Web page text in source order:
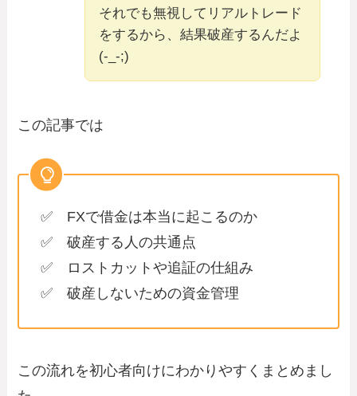
それでも無視してリアルトレード
をするから、結果破産するんだよ
(-_-;)
この記事では
✅ FXで借金は本当に起こるのか
✅ 破産する人の共通点
✅ ロストカットや追証の仕組み
✅ 破産しないための資金管理
この流れを初心者向けにわかりやすくまとめまし